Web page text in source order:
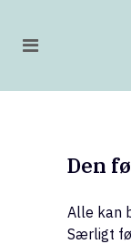
Den
Alle kan
Særligt